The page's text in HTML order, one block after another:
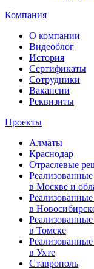
Компания
О компании
Видеоблог
История
Сертификаты
Сотрудники
Вакансии
Реквизиты
Проекты
Алматы
Краснодар
Отраслевые
в Москве и
в
в Томске
в Ухте
Ставрополь